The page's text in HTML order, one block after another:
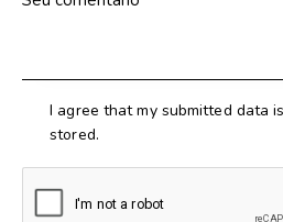
I agree that my submitted data
stored.